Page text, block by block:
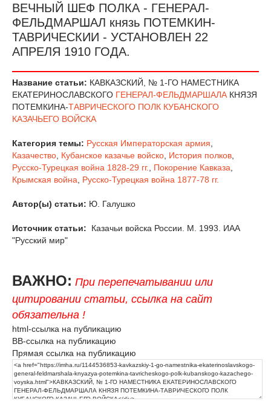
ВЕЧНЫЙ ШЕФ ПОЛКА - ГЕНЕРАЛ-
ФЕЛЬДМАРШАЛ князь ПОТЕМКИН-
ТАВРИЧЕСКИИ - УСТАНОВЛЕН 22
АПРЕЛЯ 1910 ГОДА.
Название статьи: КАВКАЗСКИЙ, № 1-ГО НАМЕСТНИКА
ЕКАТЕРИНОСЛАВСКОГО ГЕНЕРАЛ-ФЕЛЬДМАРШАЛА КНЯЗЯ
ПОТЕМКИНА-ТАВРИЧЕСКОГО ПОЛК КУБАНСКОГО
КАЗАЧЬЕГО ВОЙСКА
Категория темы: Русская Императорская армия
Казачество Кубанское казачье войско История полков
Русско-Турецкая война 1828-29 гг.
Покорение Кавказа
Крымская война
Русско-Турецкая война 1877-78 гг.
Автор(ы) статьи: Ю. Галушко
Источник статьи:
Казачьи войска России. М. 1993. ИАА
"Русский мир"
ВАЖНО: При перепечатывании или
цитировании статьи, ссылка на сайт
обязательна !
html-ссылка на публикацию
BB-ссылка на публикацию
Прямая ссылка на публикацию